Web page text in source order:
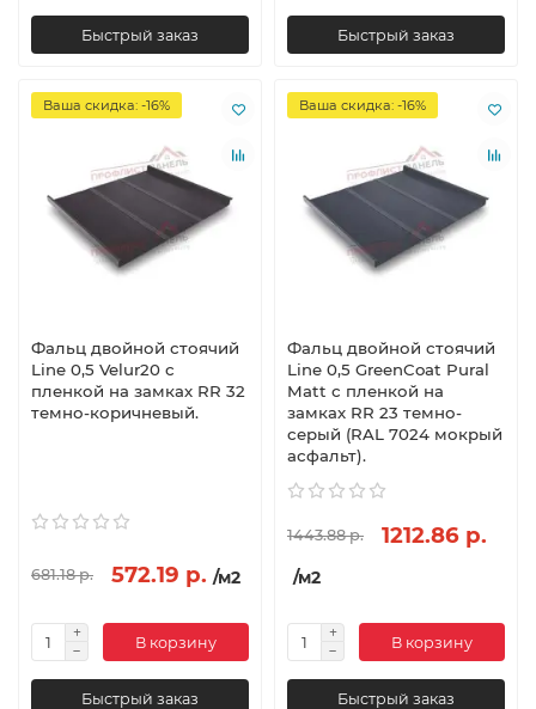
Быстрый заказ Быстрый заказ
Ваша скидка: -16%
Фальц двойной стоячий
Line 0,5 Velur20 с
пленкой на замках RR 32
темно-коричневый.
681.18 р. 572.19 р. /м2
В корзину
Быстрый заказ
Ваша скидка: -16%
Фальц двойной стоячий
Line 0,5 GreenCoat Pural
Matt с пленкой на
замках RR 23 темно-
серый (RAL 7024 мокрый
асфальт).
1443.88 р. 1212.86 р.
/м2
В корзину
Быстрый заказ